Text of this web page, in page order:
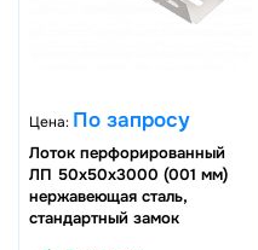
Цена: По запросу
Лоток перфорированный
ЛП 50х50х3000 (001 мм)
нержавеющая сталь,
стандартный замок